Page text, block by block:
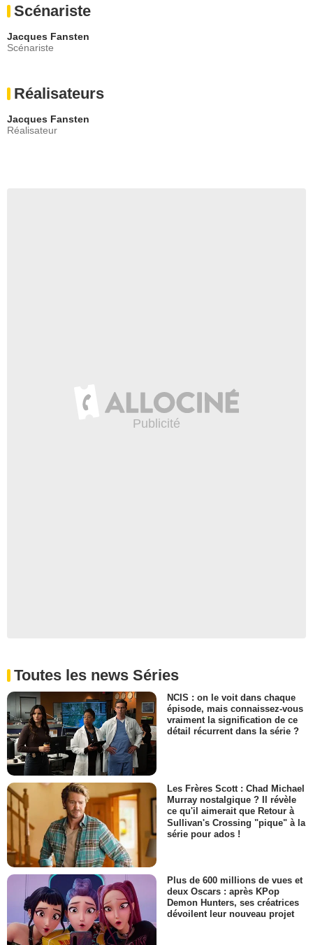
- 1 Episode :1
Carbonieux
- 1 Episode :
Scénariste
Jacques Fansten
Scénariste
Réalisateurs
Jacques Fansten
Réalisateur
Toutes les news Séries
NCIS : on le voit dans chaque
épisode, mais connaissez-vous
vraiment la signification de ce
détail récurrent dans la série ?
Les Frères Scott : Chad Michael
Murray nostalgique ? Il révèle
ce qu'il aimerait que Retour à
Sullivan's Crossing "pique" à la
série pour ados !
Plus de 600 millions de vues et
deux Oscars : après KPop
Demon Hunters, ses créatrices
dévoilent leur nouveau projet